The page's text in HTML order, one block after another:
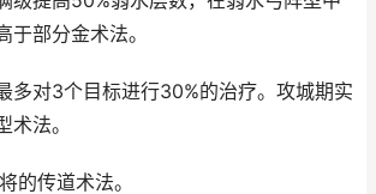
于部分金术法。
对3个目标进行30%的治疗。攻城期实
术法。
传道术法。